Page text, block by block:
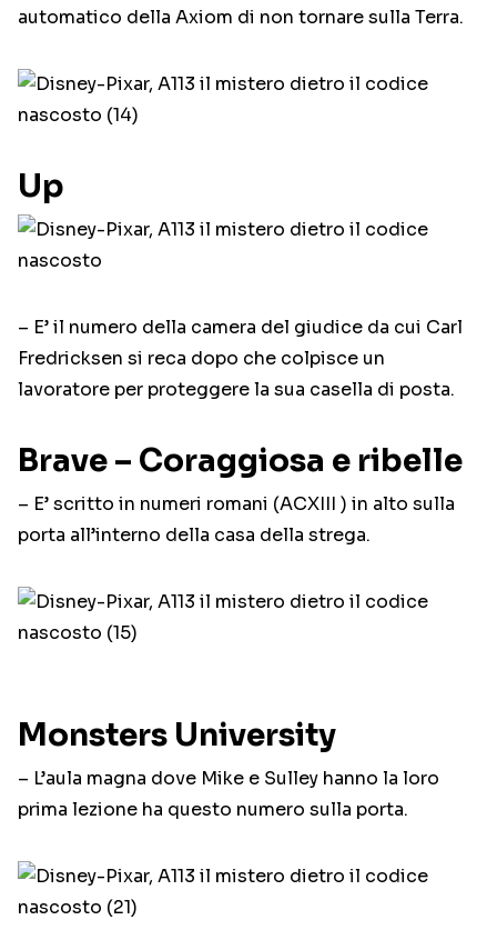
automatico della Axiom di non tornare sulla Terra.
Up
– E’ il numero della camera del giudice da cui Carl
Fredricksen si reca dopo che colpisce un
lavoratore per proteggere la sua casella di posta.
Brave – Coraggiosa e ribelle
– E’ scritto in numeri romani (ACXIII ) in alto sulla
porta all’interno della casa della strega.
Monsters University
– L’aula magna dove Mike e Sulley hanno la loro
prima lezione ha questo numero sulla porta.